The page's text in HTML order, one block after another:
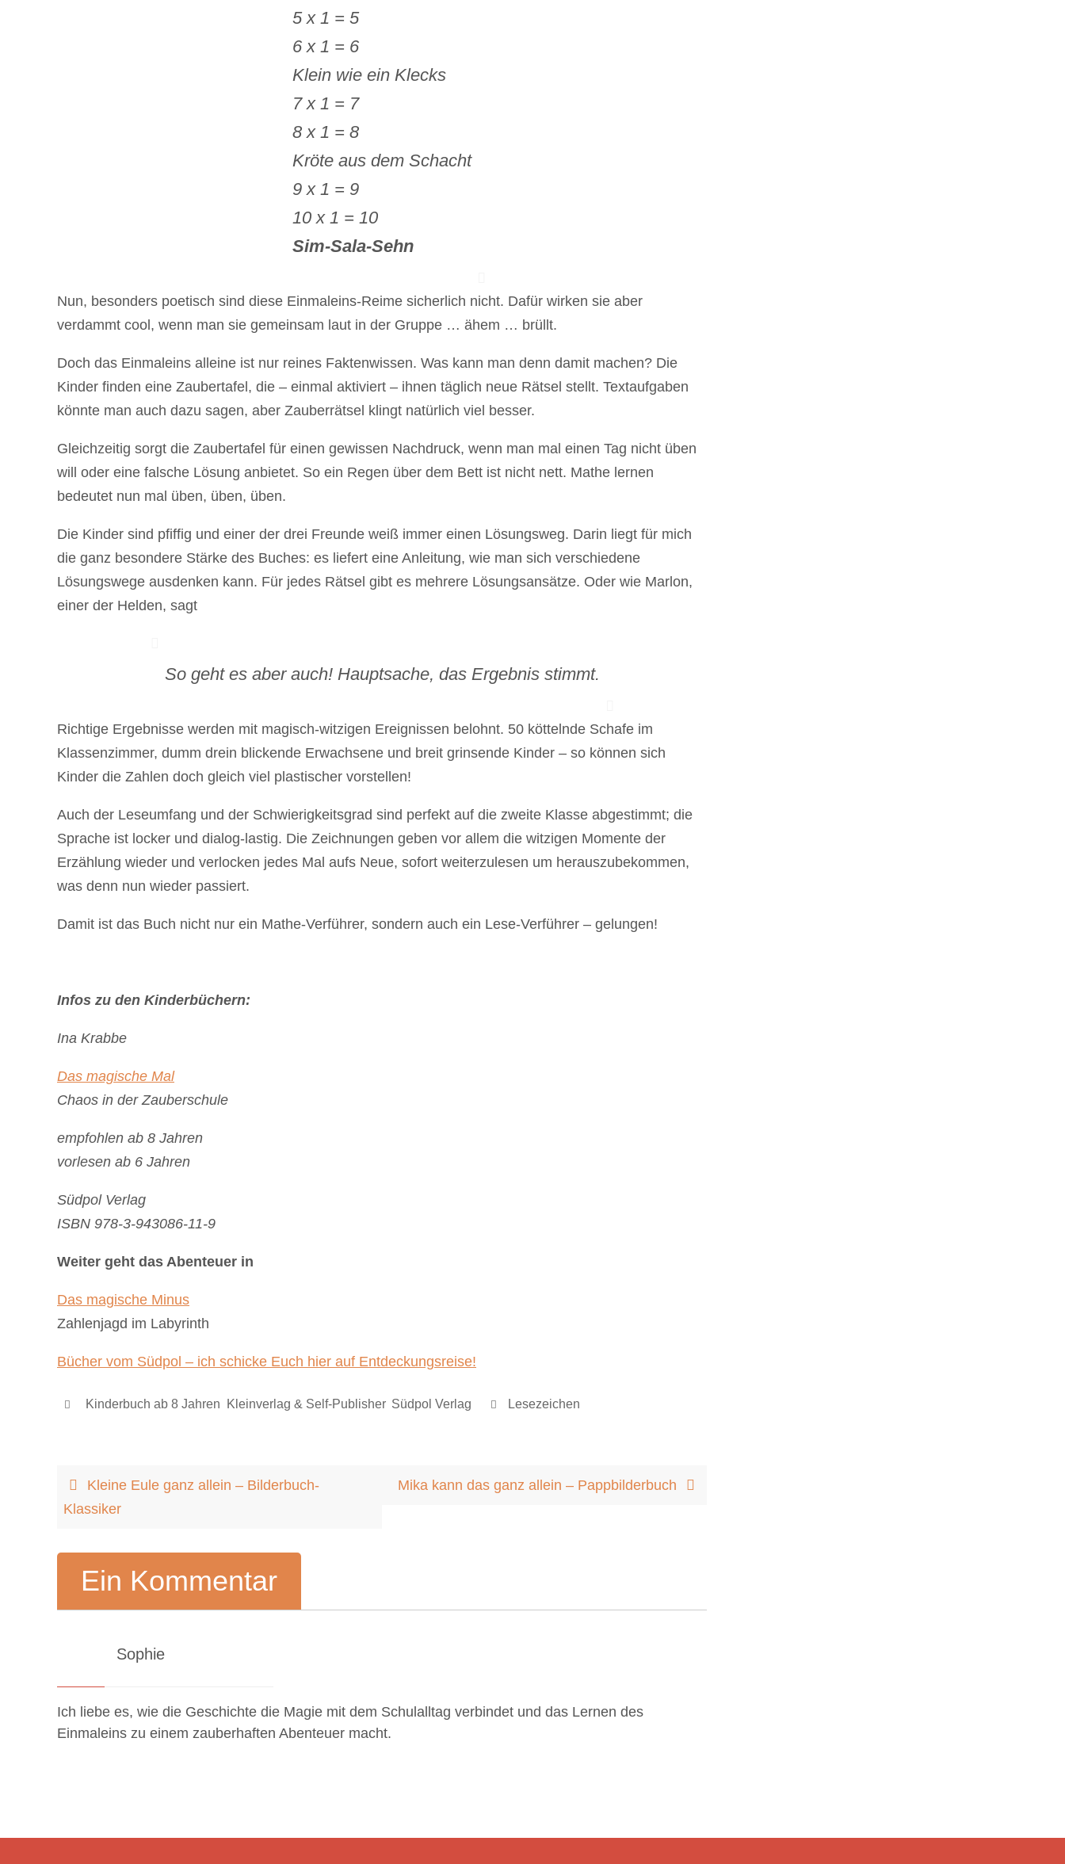
5 x 1 = 5
6 x 1 = 6
Klein wie ein Klecks
7 x 1 = 7
8 x 1 = 8
Kröte aus dem Schacht
9 x 1 = 9
10 x 1 = 10
Sim-Sala-Sehn
Nun, besonders poetisch sind diese Einmaleins-Reime sicherlich nicht. Dafür wirken sie aber
verdammt cool, wenn man sie gemeinsam laut in der Gruppe … ähem … brüllt.
Doch das Einmaleins alleine ist nur reines Faktenwissen. Was kann man denn damit machen? Die
Kinder finden eine Zaubertafel, die – einmal aktiviert – ihnen täglich neue Rätsel stellt. Textaufgaben
könnte man auch dazu sagen, aber Zauberrätsel klingt natürlich viel besser.
Gleichzeitig sorgt die Zaubertafel für einen gewissen Nachdruck, wenn man mal einen Tag nicht üben
will oder eine falsche Lösung anbietet. So ein Regen über dem Bett ist nicht nett. Mathe lernen
bedeutet nun mal üben, üben, üben.
Die Kinder sind pfiffig und einer der drei Freunde weiß immer einen Lösungsweg. Darin liegt für mich
die ganz besondere Stärke des Buches: es liefert eine Anleitung, wie man sich verschiedene
Lösungswege ausdenken kann. Für jedes Rätsel gibt es mehrere Lösungsansätze. Oder wie Marlon,
einer der Helden, sagt
So geht es aber auch! Hauptsache, das Ergebnis stimmt.
Richtige Ergebnisse werden mit magisch-witzigen Ereignissen belohnt. 50 köttelnde Schafe im
Klassenzimmer, dumm drein blickende Erwachsene und breit grinsende Kinder – so können sich
Kinder die Zahlen doch gleich viel plastischer vorstellen!
Auch der Leseumfang und der Schwierigkeitsgrad sind perfekt auf die zweite Klasse abgestimmt; die
Sprache ist locker und dialog-lastig. Die Zeichnungen geben vor allem die witzigen Momente der
Erzählung wieder und verlocken jedes Mal aufs Neue, sofort weiterzulesen um herauszubekommen,
was denn nun wieder passiert.
Damit ist das Buch nicht nur ein Mathe-Verführer, sondern auch ein Lese-Verführer – gelungen!
Infos zu den Kinderbüchern:
Ina Krabbe
Das magische Mal
Chaos in der Zauberschule
empfohlen ab 8 Jahren
vorlesen ab 6 Jahren
Südpol Verlag
ISBN 978-3-943086-11-9
Weiter geht das Abenteuer in
Das magische Minus
Zahlenjagd im Labyrinth
Bücher vom Südpol – ich schicke Euch hier auf Entdeckungsreise!
Kinderbuch ab 8 Jahren Kleinverlag & Self-Publisher, Südpol Verlag Lesezeichen
Kleine Eule ganz allein – Bilderbuch-
Klassiker
Mika kann das ganz allein – Pappbilderbuch
Ein Kommentar
Sophie
Ich liebe es, wie die Geschichte die Magie mit dem Schulalltag verbindet und das Lernen des
Einmaleins zu einem zauberhaften Abenteuer macht.